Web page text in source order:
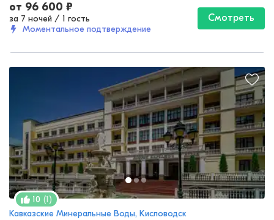
от 96 600 ₽
за 7 ночей / 1 гость
Моментальное подтверждение
Смотреть
10 (1)
Кавказские Минеральные Воды, Кисловодск